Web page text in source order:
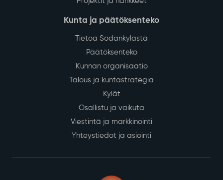
Kunta ja päätöksenteko
Tietoa Sodankylästä
Päätöksenteko
Kunnan organisaatio
Talous ja kuntastrategia
Kylät
Osallistu ja vaikuta
Viestintä ja markkinointi
Yhteystiedot ja asiointi